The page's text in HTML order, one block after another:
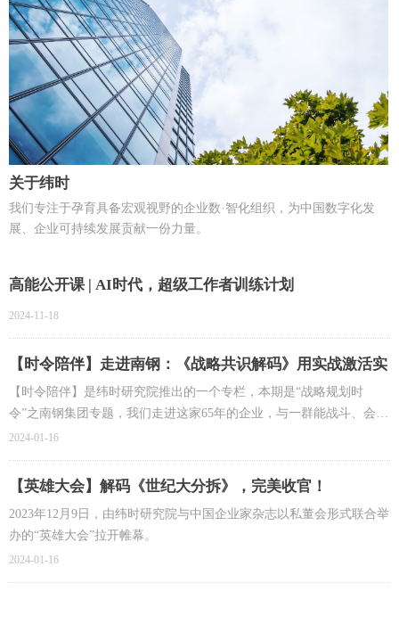
关于纬时
我们专注于孕育具备宏观视野的企业数·智化组织，为中国数字化发
展、企业可持续发展贡献一份力量。
高能公开课 | AI时代，超级工作者训练计划
2024-11-18
【时令陪伴】走进南钢：《战略共识解码》用实战激活实
战
【时令陪伴】是纬时研究院推出的一个专栏，本期是“战略规划时
令”之南钢集团专题，我们走进这家65年的企业，与一群能战斗、会创
新的干部队伍，一起探索战略共识之旅。
2024-01-16
【英雄大会】解码《世纪大分拆》，完美收官！
2023年12月9日，由纬时研究院与中国企业家杂志以私董会形式联合举
办的“英雄大会”拉开帷幕。
2024-01-16